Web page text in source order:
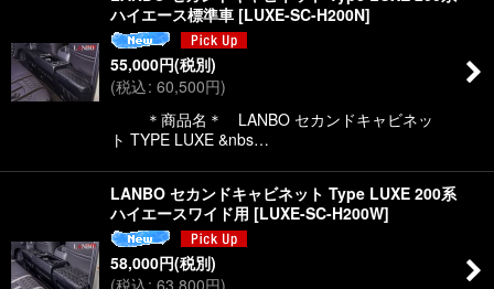
ハイエース標準車 [LUXE-SC-H200N]
55,000円(税別)
(税込: 60,500円)
＊商品名＊ LANBO セカンドキャビネッ
ト TYPE LUXE &nbs…
LANBO セカンドキャビネット Type LUXE 200系
ハイエースワイド用 [LUXE-SC-H200W]
58,000円(税別)
(税込: 63,800円)